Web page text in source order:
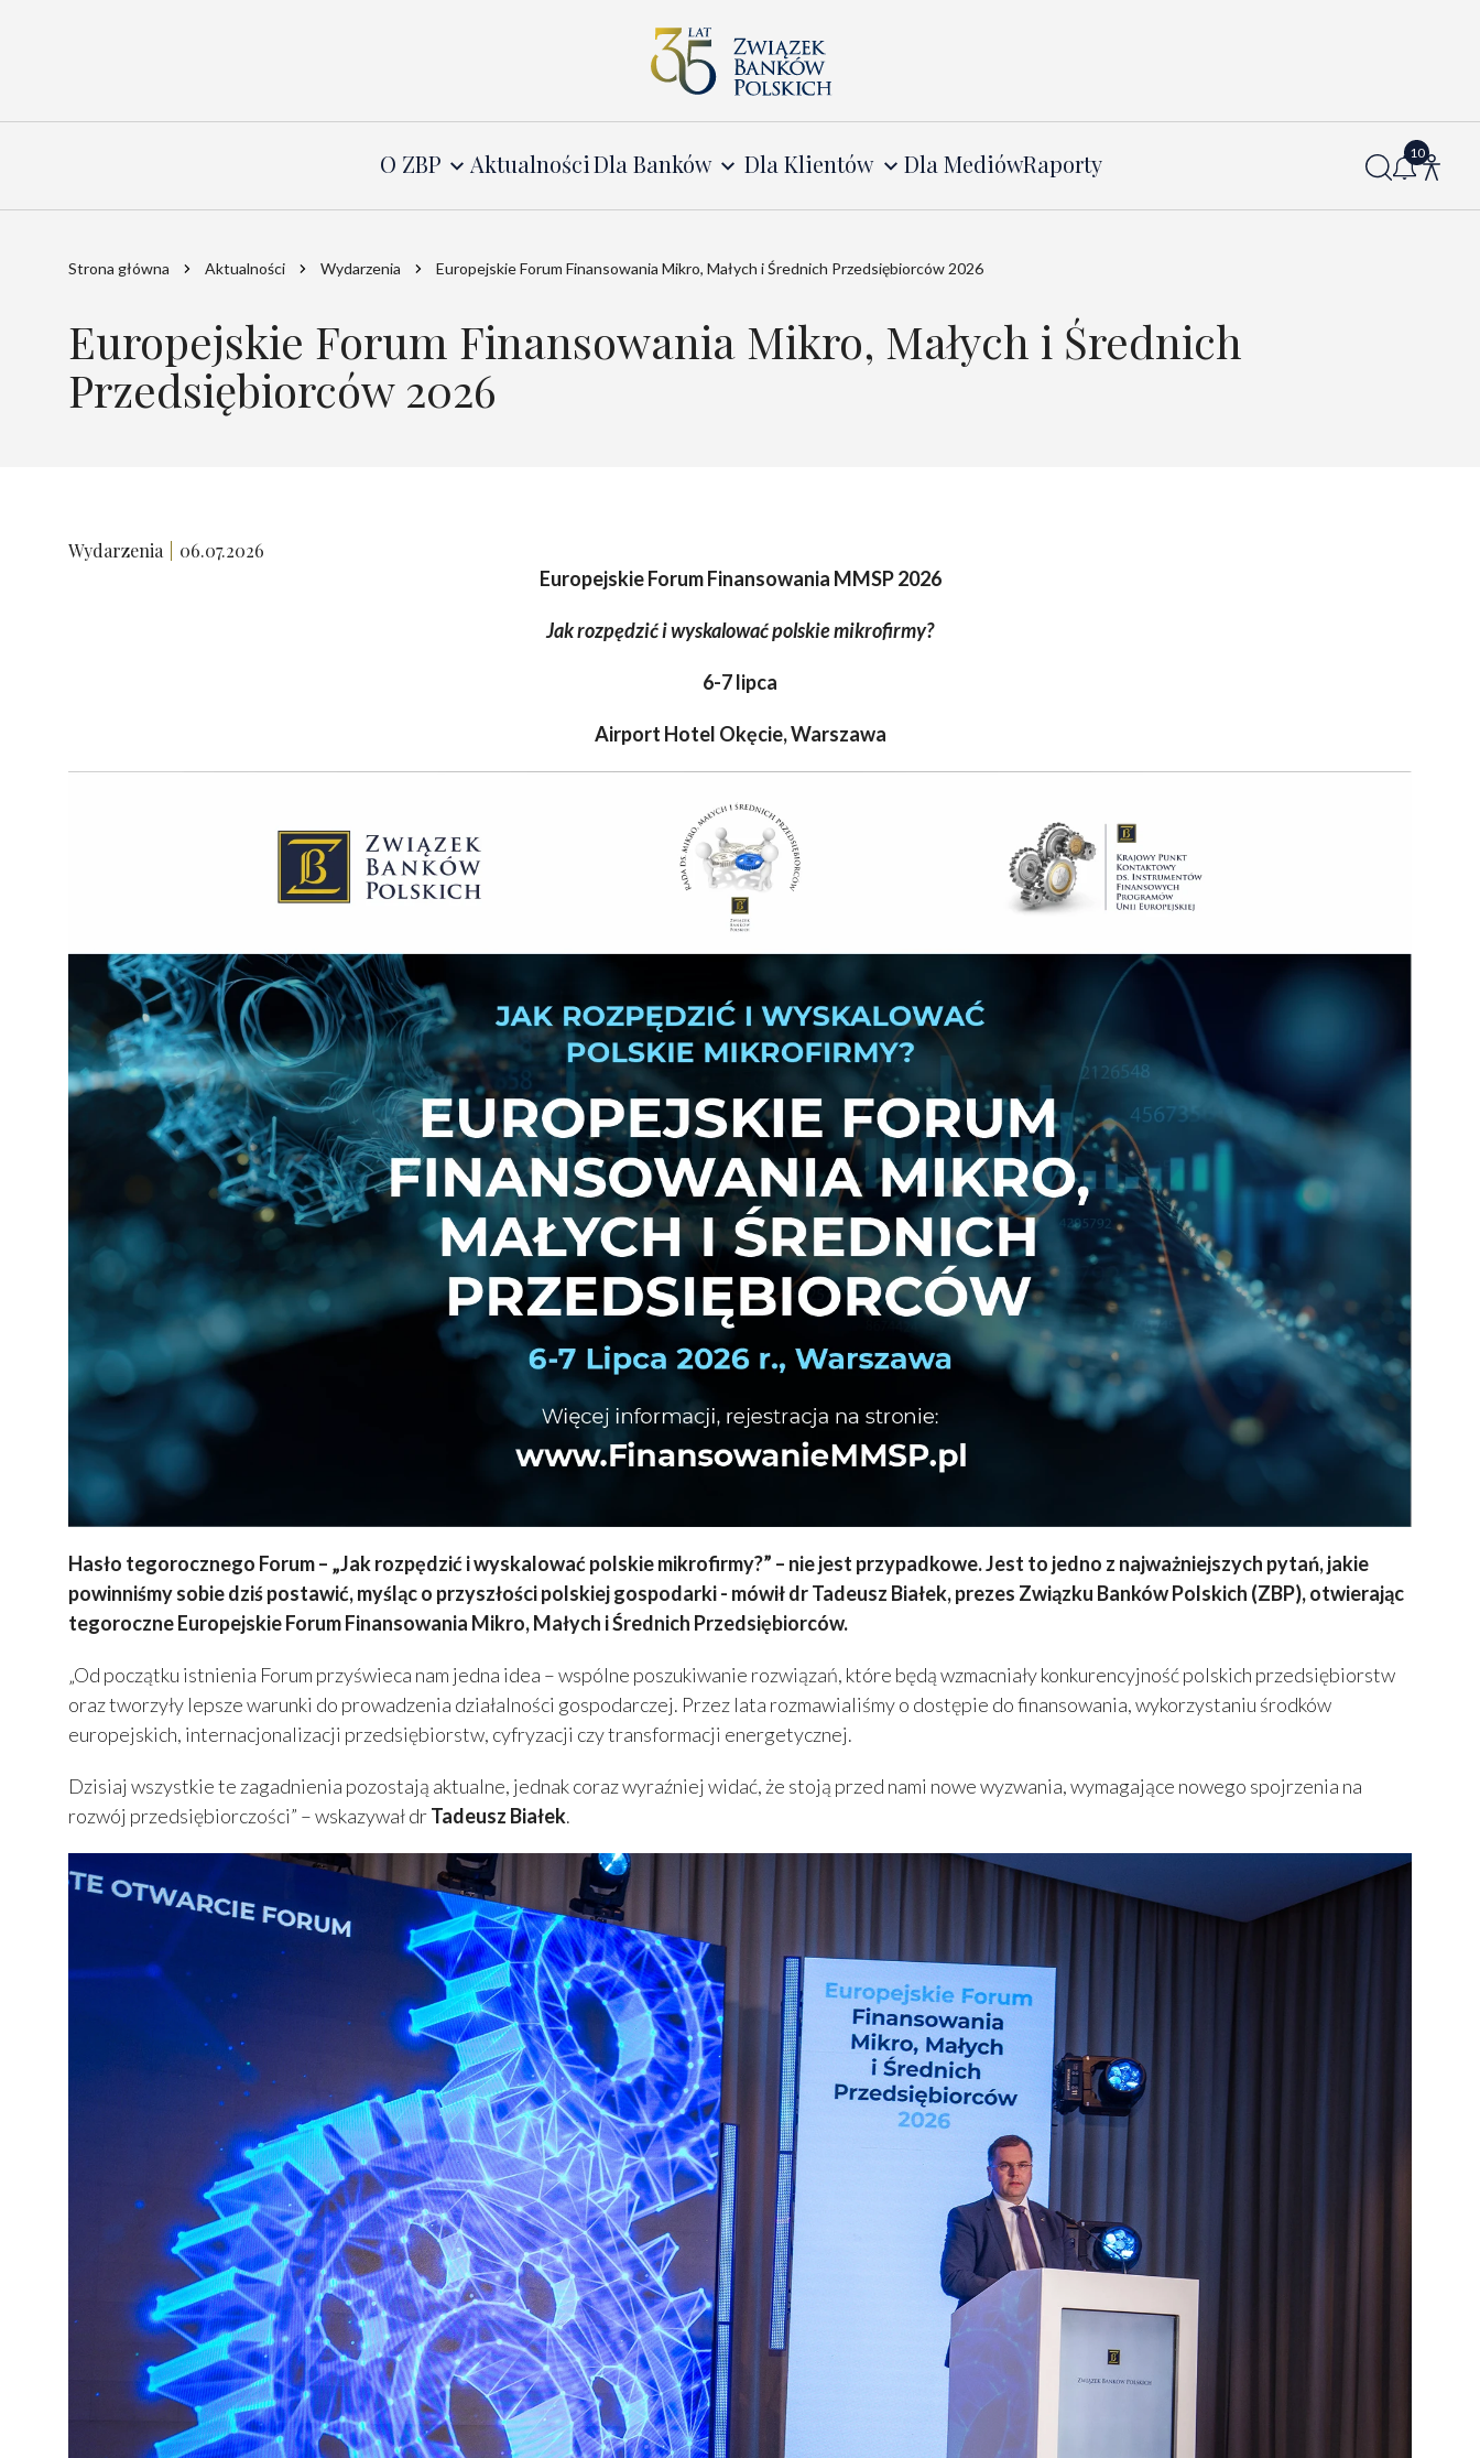
O ZBP AktualnościDla Banków Dla Klientów Dla MediówRaporty
Strona główna Aktualności Wydarzenia Europejskie Forum Finansowania Mikro, Małych i Średnich Przedsiębiorców 2026
Europejskie Forum Finansowania Mikro, Małych i Średnich
Przedsiębiorców 2026
Wydarzenia 06.07.2026
Europejskie Forum Finansowania MMSP 2026
Jak rozpędzić i wyskalować polskie mikrofirmy?
6-7 lipca
Airport Hotel Okęcie, Warszawa
Hasło tegorocznego Forum – „Jak rozpędzić i wyskalować polskie mikrofirmy?” – nie jest przypadkowe. Jest to jedno z najważniejszych pytań, jakie
powinniśmy sobie dziś postawić, myśląc o przyszłości polskiej gospodarki - mówił dr Tadeusz Białek, prezes Związku Banków Polskich (ZBP), otwierając
tegoroczne Europejskie Forum Finansowania Mikro, Małych i Średnich Przedsiębiorców.
„Od początku istnienia Forum przyświeca nam jedna idea – wspólne poszukiwanie rozwiązań, które będą wzmacniały konkurencyjność polskich przedsiębiorstw
oraz tworzyły lepsze warunki do prowadzenia działalności gospodarczej. Przez lata rozmawialiśmy o dostępie do finansowania, wykorzystaniu środków
europejskich, internacjonalizacji przedsiębiorstw, cyfryzacji czy transformacji energetycznej.
Dzisiaj wszystkie te zagadnienia pozostają aktualne, jednak coraz wyraźniej widać, że stoją przed nami nowe wyzwania, wymagające nowego spojrzenia na
rozwój przedsiębiorczości” – wskazywał drTadeusz Białek.